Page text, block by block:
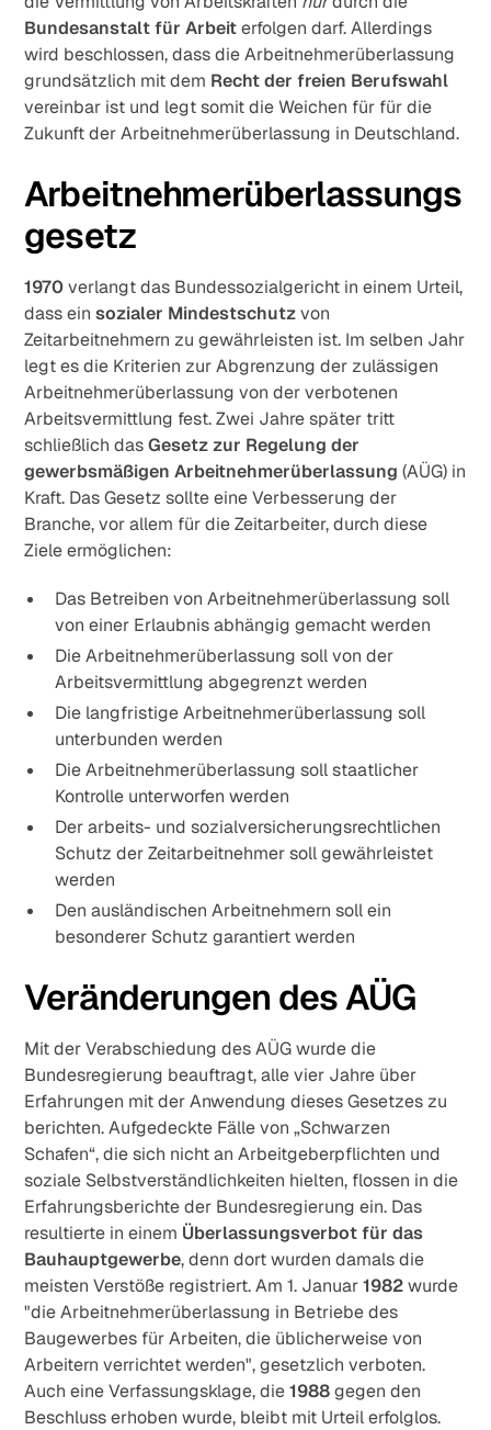
Bundesanstalt für Arbeiterfolgen darf. Allerdings
wird beschlossen, dass die Arbeitnehmerüberlassung
grundsätzlich mit dem Recht der freien Berufswahl
vereinbar ist und legt somit die Weichen für für die
Zukunft der Arbeitnehmerüberlassung in Deutschland.
Arbeitnehmerüberlassungs
gesetz
1970verlangt das Bundessozialgericht in einem Urteil,
dass einsozialer Mindestschutzvon
Zeitarbeitnehmern zu gewährleisten ist. Im selben Jahr
legt es die Kriterien zur Abgrenzung der zulässigen
Arbeitnehmerüberlassung von der verbotenen
Arbeitsvermittlung fest. Zwei Jahre später tritt
schließlich dasGesetz zur Regelung der
gewerbsmäßigen Arbeitnehmerüberlassung (AÜG) in
Kraft. Das Gesetz sollte eine Verbesserung der
Branche, vor allem für die Zeitarbeiter, durch diese
Ziele ermöglichen:
Das Betreiben von Arbeitnehmerüberlassung soll
von einer Erlaubnis abhängig gemacht werden
Die Arbeitnehmerüberlassung soll von der
Arbeitsvermittlung abgegrenzt werden
Die langfristige Arbeitnehmerüberlassung soll
unterbunden werden
Die Arbeitnehmerüberlassung soll staatlicher
Kontrolle unterworfen werden
Der arbeits- und sozialversicherungsrechtlichen
Schutz der Zeitarbeitnehmer soll gewährleistet
werden
Den ausländischen Arbeitnehmern soll ein
besonderer Schutz garantiert werden
Veränderungen des AÜG
Mit der Verabschiedung des AÜG wurde die
Bundesregierung beauftragt, alle vier Jahre über
Erfahrungen mit der Anwendung dieses Gesetzes zu
berichten. Aufgedeckte Fälle von „Schwarzen
Schafen“, die sich nicht an Arbeitgeberpflichten und
soziale Selbstverständlichkeiten hielten, flossen in die
Erfahrungsberichte der Bundesregierung ein. Das
resultierte in einem Überlassungsverbot für das
Bauhauptgewerbe, denn dort wurden damals die
meisten Verstöße registriert. Am 1. Januar1982wurde
"die Arbeitnehmerüberlassung in Betriebe des
Baugewerbes für Arbeiten, die üblicherweise von
Arbeitern verrichtet werden", gesetzlich verboten.
Auch eine Verfassungsklage, die1988gegen den
Beschluss erhoben wurde, bleibt mit Urteil erfolglos.